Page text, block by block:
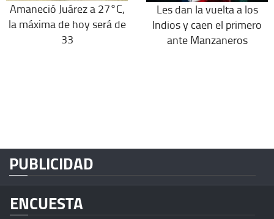
Amaneció Juárez a 27°C,
la máxima de hoy será de
33
Les dan la vuelta a los
Indios y caen el primero
ante Manzaneros
PUBLICIDAD
ENCUESTA